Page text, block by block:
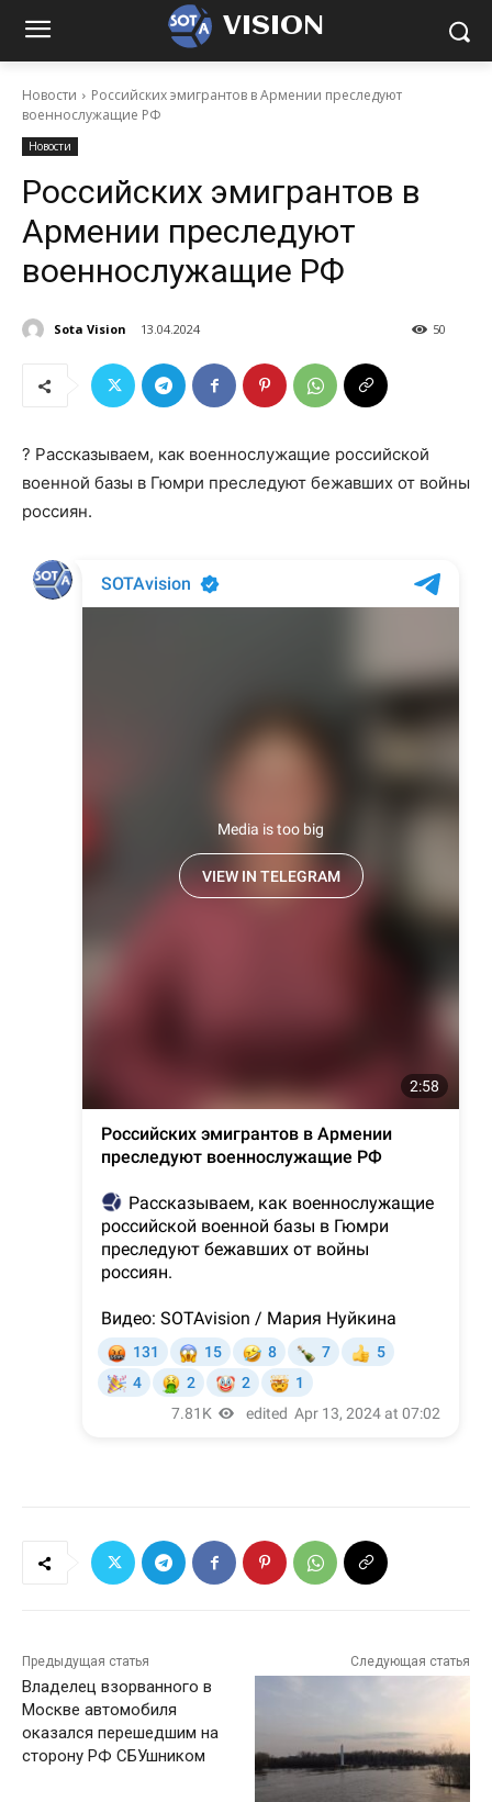
VISION
Новости
Российских эмигрантов в Армении преследуют
военнослужащие РФ
Новости
Российских эмигрантов в
Армении преследуют
военнослужащие РФ
Sota Vision 13.04.2024 50
? Рассказываем, как военнослужащие российской
военной базы в Гюмри преследуют бежавших от войны
россиян.
Предыдущая статья
Владелец взорванного в
Москве автомобиля
оказался перешедшим на
сторону РФ СБУшником
Следующая статья